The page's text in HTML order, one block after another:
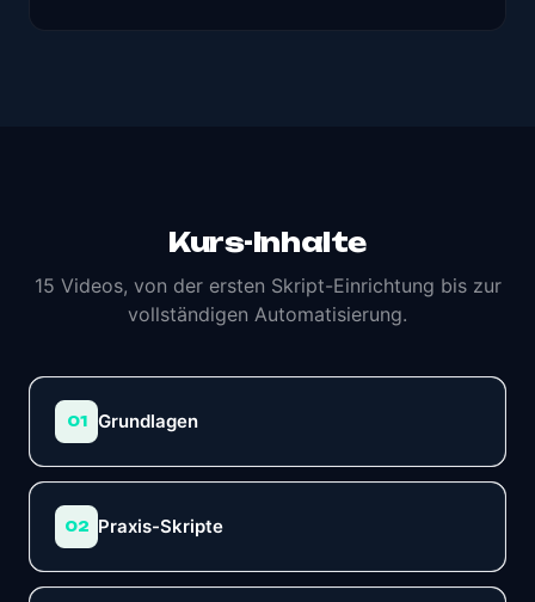
Kurs-Inhalte
15 Videos, von der ersten Skript-Einrichtung bis zur
vollständigen Automatisierung.
01 Grundlagen
02 Praxis-Skripte